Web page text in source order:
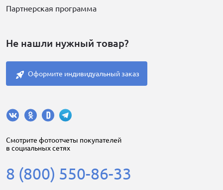
Партнерская программа
Не нашли нужный товар?
Оформите индивидуальный заказ
Cмотрите фотоотчеты покупателей
в социальных сетях
8 (800) 550-86-33